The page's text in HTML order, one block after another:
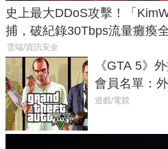
史上最大DDoS攻擊！「
捕，破紀錄30Tbps流量癱瘓全
雲端/資訊安全
《GTA 5》
會員名單：
在開掛！」
遊戲/電競